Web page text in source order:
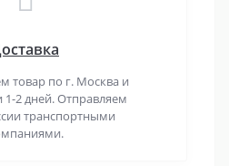
товар по г. Москва и
2 дней. Отправляем
транспортными